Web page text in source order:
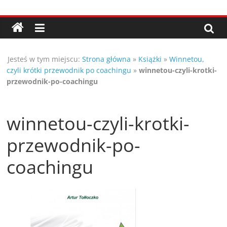
do
treści
Porady,
wskazówki
oraz
rady
–
poznaj
Jesteś w tym miejscu: Strona główna » Książki »Winnetou,
czyli krótki przewodnik po coachingu »winnetou-czyli-krotki-
przewodnik-po-coachingu
winnetou-czyli-krotki-
przewodnik-po-
coachingu